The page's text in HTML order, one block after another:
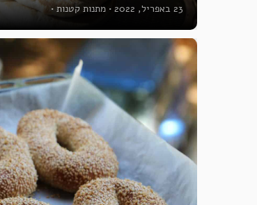
23 באפריל, 2022 • מתנות קטנות •